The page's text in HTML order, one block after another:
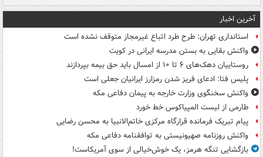
آخرین اخبار
استانداری تهران: طرح طرد اتباع غیرمجاز متوقف نشده است
واکنش بقایی به بستن مدرسه ایرانی در کویت
روستاییان دهک‌های ۶ تا ۱۰ از امسال باید حق بیمه بپردازند
پلیس فتا: ادعای فریز شدن رمزارز ایرانیان جعلی است
واکنش سخنگوی وزارت خارجه به پیمان دفاعی مکه
طارمی از لیست المپیاکوس خط خورد
پیام تبریک فرمانده قرارگاه مرکزی خاتم‌الانبیا به محسن رضایی
واکنش روزنامه صهیونیستی به توافقنامه دفاعی مکه
بازگشایی تنگه هرمز، یک خوش‌خیالی از سوی آمریکاست!